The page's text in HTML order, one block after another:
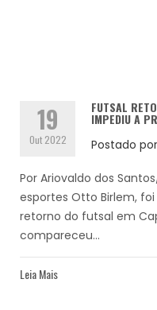
19
Out 2022
FUTSAL
IMPEDIU A
Postado por
Por Ariovaldo dos
esportes Otto Birlem,
retorno do futsal em
compareceu...
Leia Mais